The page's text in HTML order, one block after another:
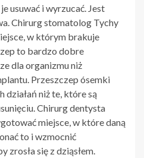
usuwać i wyrzucać. Jest
Chirurg stomatolog Tychy
w którym brakuje
to bardzo dobre
dla organizmu niż
Przeszczep ósemki
działań niż te, które są
Chirurg dentysta
miejsce, w które daną
to i wzmocnić
zrosła się z dziąsłem.